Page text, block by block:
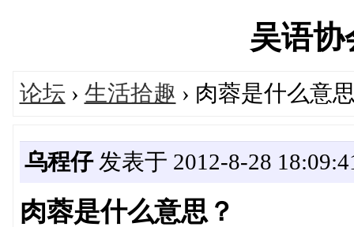
吴语
论坛 › 生活拾趣 › 肉蓉是什么意
乌程仔发表于 2012-8-28
肉蓉是什么意思？